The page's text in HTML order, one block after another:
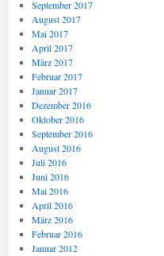
September 2017
August 2017
Mai 2017
April 2017
März 2017
Februar 2017
Januar 2017
Dezember 2016
Oktober 2016
September 2016
August 2016
Juli 2016
Juni 2016
Mai 2016
April 2016
März 2016
Februar 2016
Januar 2012